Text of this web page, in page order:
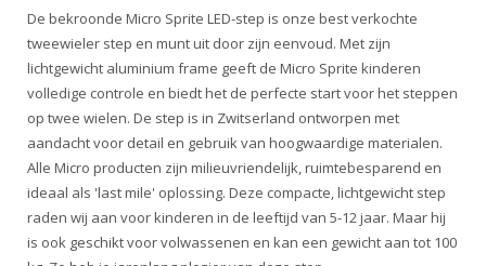
De bekroonde Micro Sprite LED-step is onze best verkochte
tweewieler step en munt uit door zijn eenvoud. Met zijn
lichtgewicht aluminium frame geeft de Micro Sprite kinderen
volledige controle en biedt het de perfecte start voor het steppen
op twee wielen. De step is in Zwitserland ontworpen met
aandacht voor detail en gebruik van hoogwaardige materialen.
Alle Micro producten zijn milieuvriendelijk, ruimtebesparend en
ideaal als 'last mile' oplossing. Deze compacte, lichtgewicht step
raden wij aan voor kinderen in de leeftijd van 5-12 jaar. Maar hij
is ook geschikt voor volwassenen en kan een gewicht aan tot 100